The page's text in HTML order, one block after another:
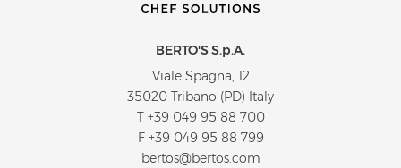
BERTO'S S.p.A.
Viale Spagna, 12
35020 Tribano (PD) Italy
T +39 049 95 88 700
F +39 049 95 88 799
bertos@bertos.com